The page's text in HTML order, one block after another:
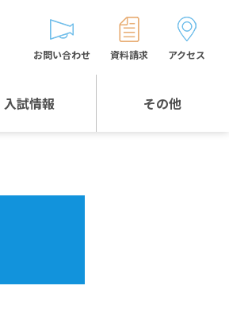
入試情報 その他
お問い合わせ 資料請求 アクセス